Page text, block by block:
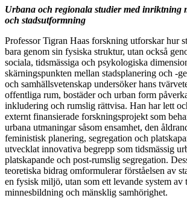
Urbana och regionala studier med inriktning
och stadsutformning
Professor Tigran Haas forskning utforskar hur
bara genom sin fysiska struktur, utan också
sociala, tidsmässiga och psykologiska
skärningspunkten mellan stadsplanering och -
och samhällsvetenskap undersöker hans
offentliga rum, bostäder och urban form
inkludering och rumslig rättvisa. Han har lett
externt finansierade forskningsprojekt som
urbana utmaningar såsom ensamhet, den
feministisk planering, segregation och
utvecklat innovativa begrepp som tidsmässig
platskapande och post-rumslig segregation.
teoretiska bidrag omformulerar förståelsen av
en fysisk miljö, utan som ett levande system av
minnesbildning och mänsklig samhörighet.